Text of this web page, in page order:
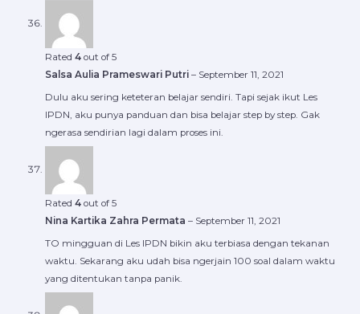
Rated 4out of 5
Salsa Aulia Prameswari Putri – September 11, 2021
Dulu aku sering keteteran belajar sendiri. Tapi sejak ikut Les
IPDN, aku punya panduan dan bisa belajar step by step. Gak
ngerasa sendirian lagi dalam proses ini.
Rated 4out of 5
Nina Kartika Zahra Permata – September 11, 2021
TO mingguan di Les IPDN bikin aku terbiasa dengan tekanan
waktu. Sekarang aku udah bisa ngerjain 100 soal dalam waktu
yang ditentukan tanpa panik.